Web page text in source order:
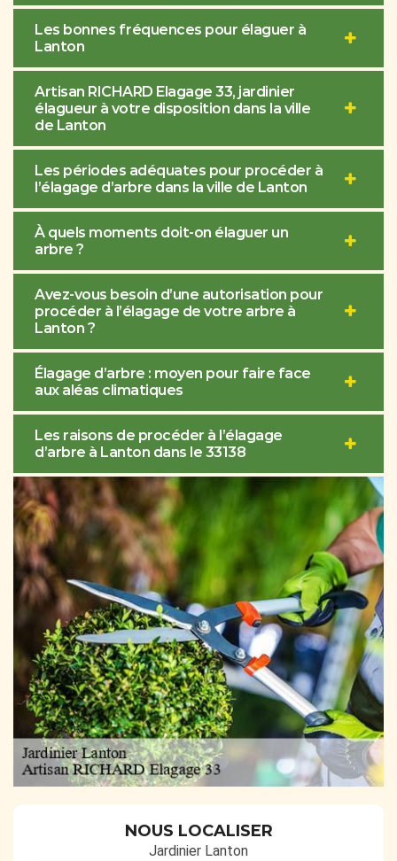
Les bonnes fréquences pour élaguer à
Lanton
Artisan RICHARD Elagage 33, jardinier
élagueur à votre disposition dans la ville
de Lanton
Les périodes adéquates pour procéder à
l’élagage d’arbre dans la ville de Lanton
À quels moments doit-on élaguer un
arbre ?
Avez-vous besoin d’une autorisation pour
procéder à l’élagage de votre arbre à
Lanton ?
Élagage d’arbre : moyen pour faire face
aux aléas climatiques
Les raisons de procéder à l’élagage
d’arbre à Lanton dans le 33138
NOUS LOCALISER
Jardinier Lanton